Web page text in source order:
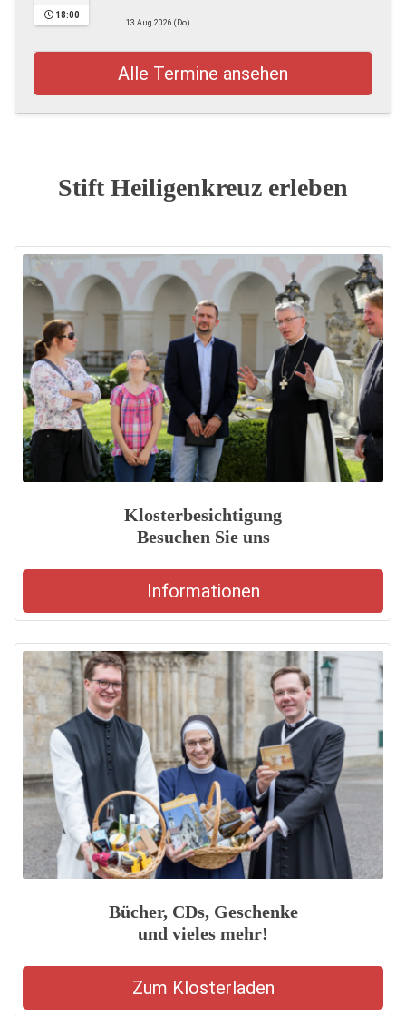
18:00
13.Aug.2026 (Do)
Alle Termine ansehen
Stift Heiligenkreuz erleben
Klosterbesichtigung
Besuchen Sie uns
Informationen
Bücher, CDs, Geschenke
und vieles mehr!
Zum Klosterladen